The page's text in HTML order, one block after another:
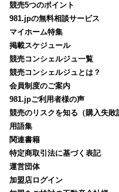
競売5つのポイント
981.jpの無料相談サービス
マイホーム特集
掲載スケジュール
競売コンシェルジュ一覧
競売コンシェルジュとは？
会員制度のご案内
981.jpご利用者様の声
競売のリスクを知る（購入失敗
用語集
関連書籍
特定商取引法に基づく表記
運営団体
加盟店ログイン